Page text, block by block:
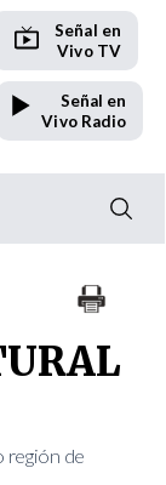
Señal en
Vivo TV
Señal en
Vivo Radio
región de